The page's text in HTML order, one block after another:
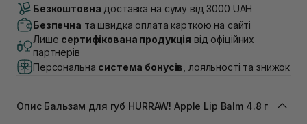
В наявності
Самовивіз м. Луцьк, вул. Винниченка 4
В наявності
Самовивіз м. Львів, вул. Академіка Підстригача, 1В
(Duck’s Lake)
В наявності
Безкоштовна доставка на суму від 3000 UAH
Безпечна та швидка оплата карткою на сайті
Лише сертифікована продукція від офіційних
партнерів
Персональна система бонусів , лояльності та знижок
Опис Бальзам для губ HURRAW! Apple Lip Balm 4.8 г